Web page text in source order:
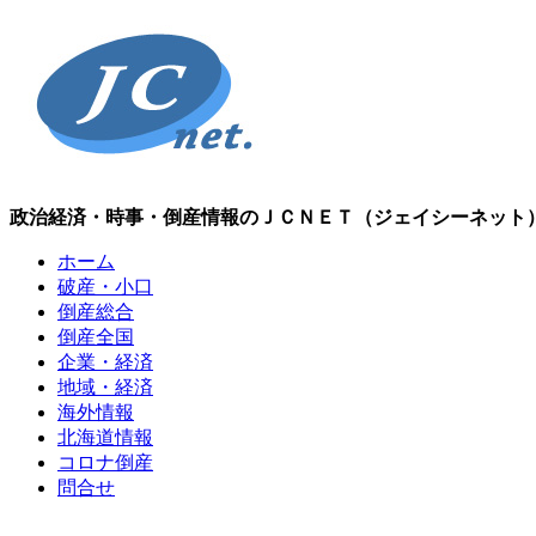
政治経済・時事・倒産情報のＪＣＮＥＴ（ジェイシーネット）
ホーム
破産・小口
倒産総合
倒産全国
企業・経済
地域・経済
海外情報
北海道情報
コロナ倒産
問合せ